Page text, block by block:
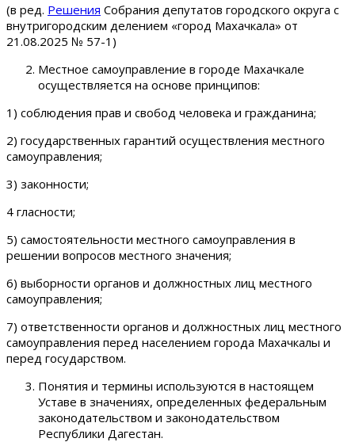
(в ред. Решения Собрания депутатов городского округа с
внутригородским делением «город Махачкала» от
21.08.2025 № 57-1)
Местное самоуправление в городе Махачкале
осуществляется на основе принципов:
1) соблюдения прав и свобод человека и гражданина;
2) государственных гарантий осуществления местного
самоуправления;
3) законности;
4 гласности;
5) самостоятельности местного самоуправления в
решении вопросов местного значения;
6) выборности органов и должностных лиц местного
самоуправления;
7) ответственности органов и должностных лиц местного
самоуправления перед населением города Махачкалы и
перед государством.
Понятия и термины используются в настоящем
Уставе в значениях, определенных федеральным
законодательством и законодательством
Республики Дагестан.